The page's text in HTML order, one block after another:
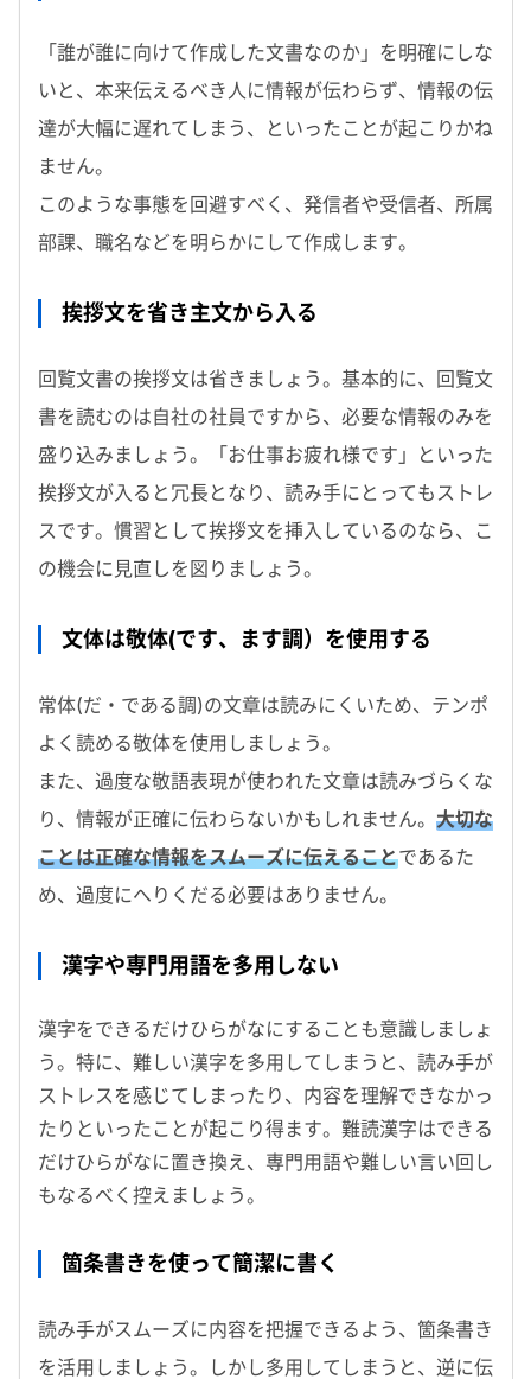
「誰が誰に向けて作成した文書なのか」を明確にしな
いと、本来伝えるべき人に情報が伝わらず、情報の伝
達が大幅に遅れてしまう、といったことが起こりかね
ません。
このような事態を回避すべく、発信者や受信者、所属
部課、職名などを明らかにして作成します。
挨拶文を省き主文から入る
回覧文書の挨拶文は省きましょう。基本的に、回覧文
書を読むのは自社の社員ですから、必要な情報のみを
盛り込みましょう。「お仕事お疲れ様です」といった
挨拶文が入ると冗長となり、読み手にとってもストレ
スです。慣習として挨拶文を挿入しているのなら、こ
の機会に見直しを図りましょう。
文体は敬体(です、ます調）を使用する
常体(だ・である調)の文章は読みにくいため、テンポ
よく読める敬体を使用しましょう。
また、過度な敬語表現が使われた文章は読みづらくな
り、情報が正確に伝わらないかもしれません。 大切な
ことは正確な情報をスムーズに伝えることであるた
め、過度にへりくだる必要はありません。
漢字や専門用語を多用しない
漢字をできるだけひらがなにすることも意識しましょ
う。特に、難しい漢字を多用してしまうと、読み手が
ストレスを感じてしまったり、内容を理解できなかっ
たりといったことが起こり得ます。難読漢字はできる
だけひらがなに置き換え、専門用語や難しい言い回し
もなるべく控えましょう。
箇条書きを使って簡潔に書く
読み手がスムーズに内容を把握できるよう、箇条書き
を活用しましょう。しかし多用してしまうと、逆に伝